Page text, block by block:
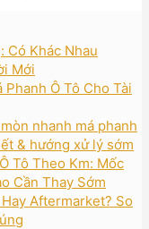
Có Khác Nhau
Mới
Ô Tô Cho Tài
nhanh má phanh
& hướng xử lý sớm
Tô Theo Km: Mốc
Cần Thay Sớm
Aftermarket? So